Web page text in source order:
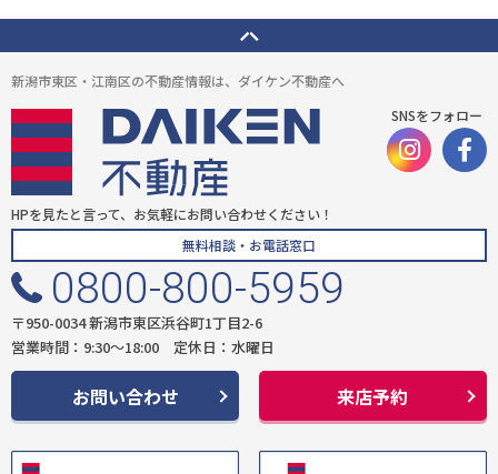
新潟市東区・江南区の不動産情報は、ダイケン不動産へ
SNSをフォロー
HPを見たと言って、お気軽にお問い合わせください！
無料相談・お電話窓口
0800-800-5959
〒950-0034 新潟市東区浜谷町1丁目2-6
営業時間：9:30〜18:00 定休日：水曜日
お問い合わせ 来店予約